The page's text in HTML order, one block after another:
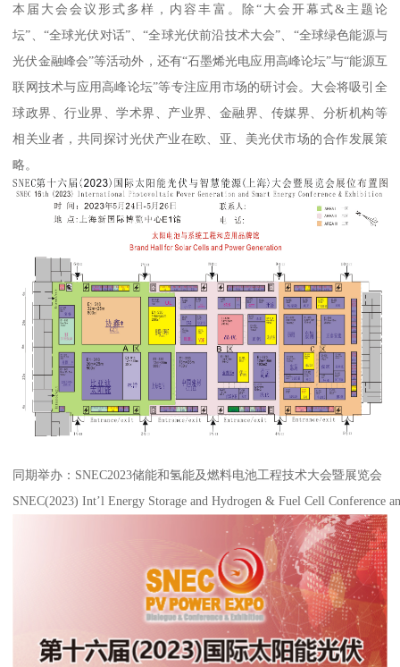
本届大会会议形式多样，内容丰富。除“大会开幕式&主题论
坛”、“全球光伏对话”、“全球光伏前沿技术大会”、“全球绿色能源与
光伏金融峰会”等活动外，还有“石墨烯光电应用高峰论坛”与“能源互
联网技术与应用高峰论坛”等专注应用市场的研讨会。大会将吸引全
球政界、行业界、学术界、产业界、金融界、传媒界、分析机构等
相关业者，共同探讨光伏产业在欧、亚、美光伏市场的合作发展策
略。
同期举办：SNEC2023储能和氢能及燃料电池工程技术大会暨展览会
SNEC(2023) Int’l Energy Storage and Hydrogen & Fuel Cell Conference